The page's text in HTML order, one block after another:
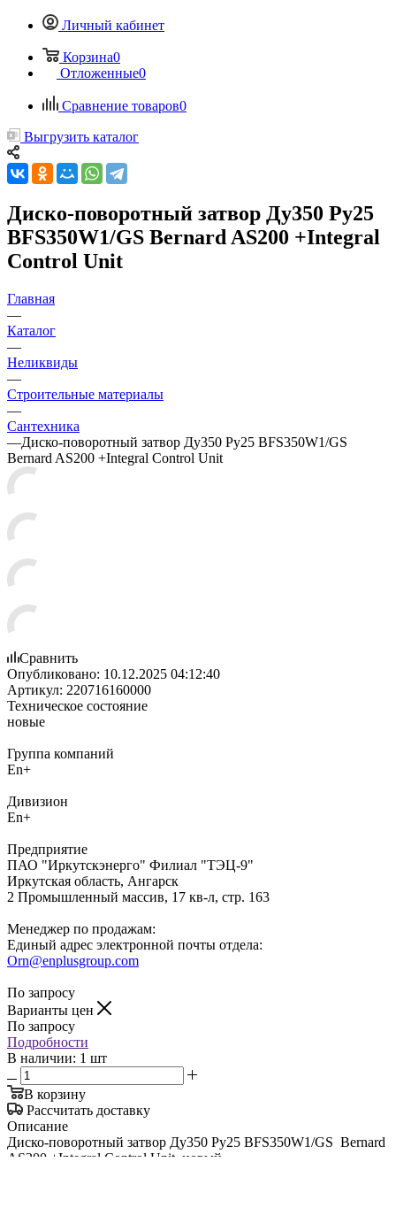
Личный кабинет
Корзина0
Отложенные0
Сравнение товаров0
Выгрузить каталог
Диско-поворотный затвор Ду350 Ру25
BFS350W1/GS Bernard AS200 +Integral
Control Unit
Главная
—
Каталог
—
Неликвиды
—
Строительные материалы
—
Сантехника
—Диско-поворотный затвор Ду350 Ру25 BFS350W1/GS
Bernard AS200 +Integral Control Unit
Сравнить
Опубликовано: 10.12.2025 04:12:40
Артикул: 220716160000
Техническое состояние
новые
Группа компаний
En+
Дивизион
En+
Предприятие
ПАО "Иркутскэнерго" Филиал "ТЭЦ-9"
Иркутская область, Ангарск
2 Промышленный массив, 17 кв-л, стр. 163
Менеджер по продажам:
Единый адрес электронной почты отдела:
Orn@enplusgroup.com
По запросу
Варианты цен
По запросу
Подробности
В наличии: 1 шт
В корзину
Рассчитать доставку
Описание
Диско-поворотный затвор Ду350 Ру25 BFS350W1/GS Bernard
AS200 +Integral Control Unit, новый